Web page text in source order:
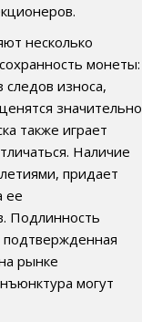
несколько
монеты:
износа,
значительно
также играет
Наличие
придает
ее
Подлинность
рынке
могут